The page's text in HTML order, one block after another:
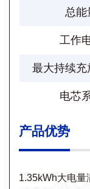
总能
工作
最大持续充
电芯
产品优势
1.35kWh大电量